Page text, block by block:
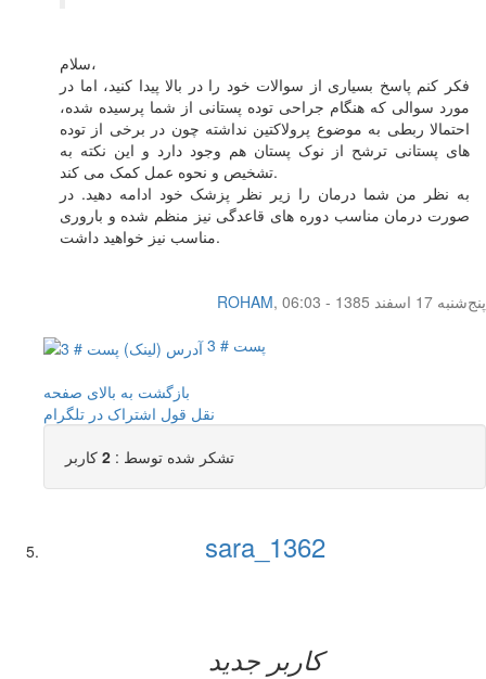
سلام،
فکر کنم پاسخ بسیاری از سوالات خود را در بالا پیدا کنید، اما در
مورد سوالی که هنگام جراحی توده پستانی از شما پرسیده شده،
احتمالا ربطی به موضوع پرولاکتین نداشته چون در برخی از توده
های پستانی ترشح از نوک پستان هم وجود دارد و این نکته به
تشخیص و نحوه عمل کمک می کند.
به نظر من شما درمان را زیر نظر پزشک خود ادامه دهید. در
صورت درمان مناسب دوره های قاعدگی نیز منظم شده و باروری
مناسب نیز خواهید داشت.
ROHAM,
پنج‌شنبه 17 اسفند 1385 - 06:03
پست # 3
بازگشت به بالای صفحه
نقل قول اشتراک در تلگرام
تشکر شده توسط : 2 کاربر
sara_1362
کاربر جدید